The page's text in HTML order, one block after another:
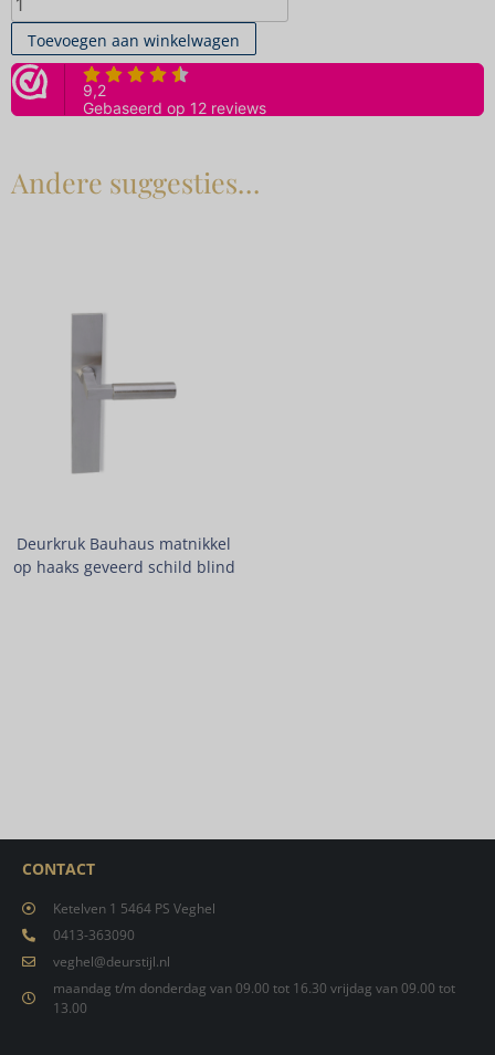
Toevoegen aan winkelwagen
Andere suggesties…
Deurkruk Bauhaus matnikkel
op haaks geveerd schild blind
CONTACT
Ketelven 1 5464 PS Veghel
0413-363090
veghel@deurstijl.nl
maandag t/m donderdag van 09.00 tot 16.30 vrijdag van 09.00 tot
13.00